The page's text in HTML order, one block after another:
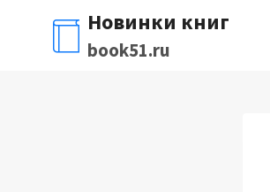
содержимому
Новинки книг
book51.ru